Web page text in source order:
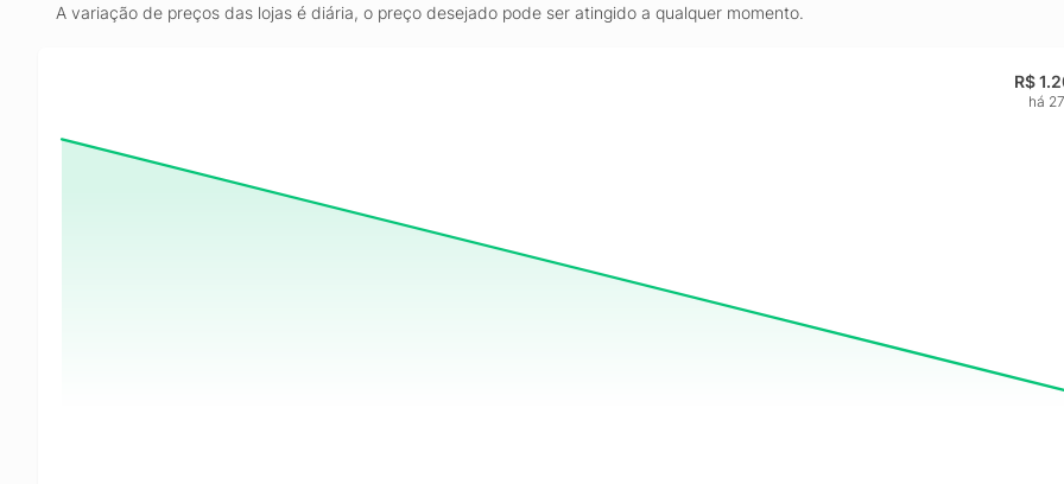
A variação de preços das lojas é diária, o preço desejado pode ser atingido a qualquer momento.
R$
há